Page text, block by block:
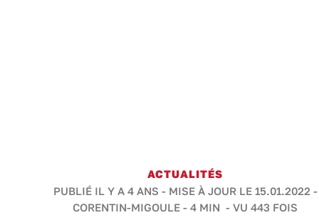
ACTUALITÉS
PUBLIÉ IL Y A 4 ANS - MISE À JOUR LE 15.01.2022 -
CORENTIN-MIGOULE - 4 MIN - VU 443 FOIS